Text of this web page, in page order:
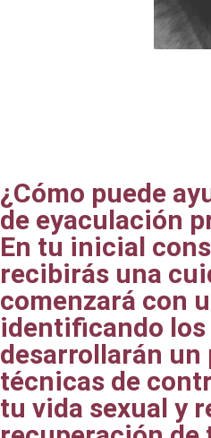
¿Cómo puede
de eyaculación
En tu inicial
recibirás una
comenzará con
identificando los
desarrollarán
técnicas de
tu vida sexual y